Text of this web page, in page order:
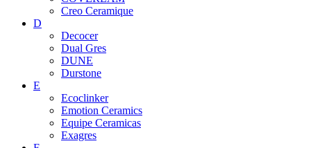
Creo Ceramique
D
Decocer
Dual Gres
DUNE
Durstone
E
Ecoclinker
Emotion Ceramics
Equipe Ceramicas
Exagres